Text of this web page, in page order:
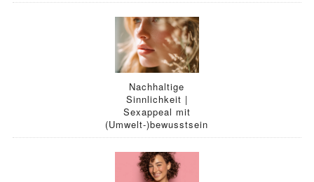
Nachhaltige
Sinnlichkeit |
Sexappeal mit
(Umwelt-)bewusstsein